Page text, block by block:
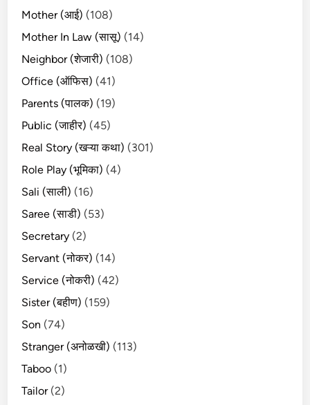
Mother (आई) (108)
Mother In Law (सासू) (14)
Neighbor (शेजारी) (108)
Office (ऑफिस) (41)
Parents (पालक) (19)
Public (जाहीर) (45)
Real Story (खऱ्या कथा) (301)
Role Play (भूमिका) (4)
Sali (साली) (16)
Saree (साडी) (53)
Secretary (2)
Servant (नोकर) (14)
Service (नोकरी) (42)
Sister (बहीण) (159)
Son (74)
Stranger (अनोळखी) (113)
Taboo (1)
Tailor(2)